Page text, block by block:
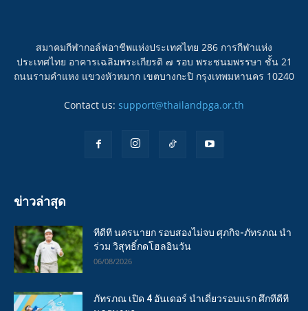
สมาคมกีฬากอล์ฟอาชีพแห่งประเทศไทย 286 การกีฬาแห่ง
ประเทศไทย อาคารเฉลิมพระเกียรติ ๗ รอบ พระชนมพรรษา ชั้น 21
ถนนรามคำแหง แขวงหัวหมาก เขตบางกะปิ กรุงเทพมหานคร 10240
Contact us: support@thailandpga.or.th
ข่าวล่าสุด
ทีดีที นครนายก รอบสองไม่จบ ศุภกิจ-ภัทรภณ นำ
ร่วม วิสุทธิ์กดโฮลอินวัน
06/08/2026
ภัทรภณ เปิด 4 อันเดอร์ นำเดี่ยวรอบแรก ศึกทีดีที